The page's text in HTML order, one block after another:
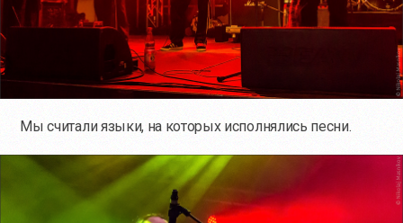
Мы считали языки, на которых исполнялись песни.